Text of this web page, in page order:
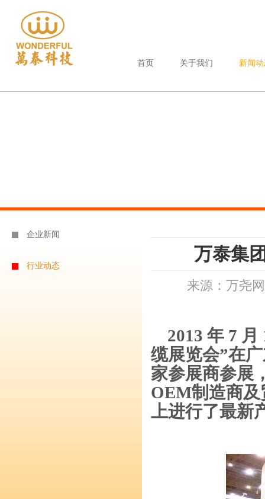
首页 关于我们 新闻
企业新闻
行业动态
万泰集
来源：万尧
2013 年 7 月
缆展览会”在
家参展商参展
OEM制造商
上进行了最新